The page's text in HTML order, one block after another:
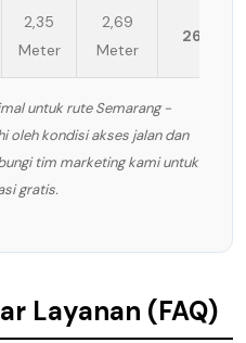
2,35
Meter
2,69
Meter
26 Ton
untuk rute Semarang -
oleh kondisi akses jalan dan
tim marketing kami untuk
gratis.
Layanan (FAQ)